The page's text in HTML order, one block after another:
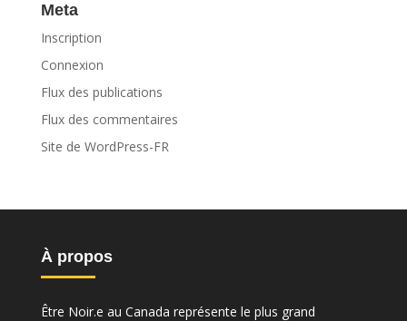
Meta
Inscription
Connexion
Flux des publications
Flux des commentaires
Site de WordPress-FR
À propos
Être Noir.e au Canada représente le plus grand